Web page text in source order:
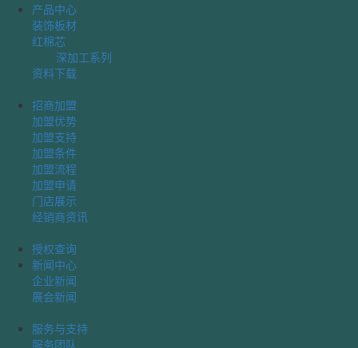
产品中心
装饰板材
红棉芯
深加工系列
资料下载
招商加盟
加盟优势
加盟支持
加盟条件
加盟流程
加盟申请
门店展示
经销商资讯
授权查询
新闻中心
企业新闻
展会新闻
服务与支持
服务团队